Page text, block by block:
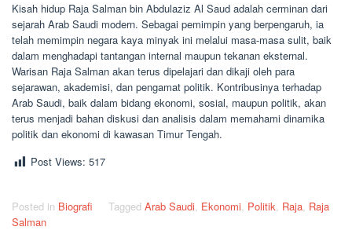
Kisah hidup Raja Salman bin Abdulaziz Al Saud adalah cerminan dari
sejarah Arab Saudi modern. Sebagai pemimpin yang berpengaruh, ia
telah memimpin negara kaya minyak ini melalui masa-masa sulit, baik
dalam menghadapi tantangan internal maupun tekanan eksternal.
Warisan Raja Salman akan terus dipelajari dan dikaji oleh para
sejarawan, akademisi, dan pengamat politik. Kontribusinya terhadap
Arab Saudi, baik dalam bidang ekonomi, sosial, maupun politik, akan
terus menjadi bahan diskusi dan analisis dalam memahami dinamika
politik dan ekonomi di kawasan Timur Tengah.
Post Views: 517
Posted in Biografi Tagged Arab Saudi, Ekonomi, Politik, Raja, Raja
Salman